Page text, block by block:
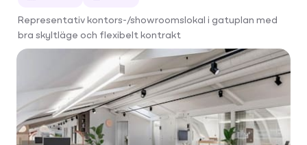
Representativ kontors-/showroomslokal i gatuplan med
bra skyltläge och flexibelt kontrakt